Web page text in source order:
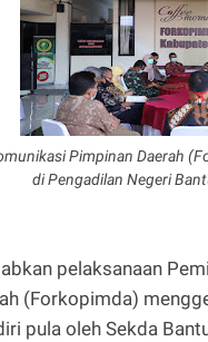
Pimpinan Daerah
di Pengadilan Negeri
pelaksanaan
(Forkopimda)
pula oleh Sekda